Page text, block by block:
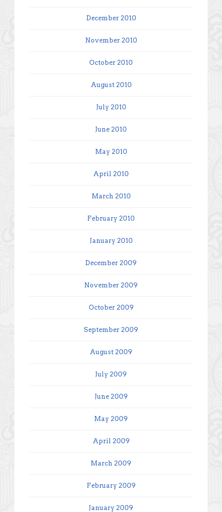
December 2010
November 2010
October 2010
August 2010
July 2010
June 2010
May 2010
April 2010
March 2010
February 2010
January 2010
December 2009
November 2009
October 2009
September 2009
August 2009
July 2009
June 2009
May 2009
April 2009
March 2009
February 2009
January 2009